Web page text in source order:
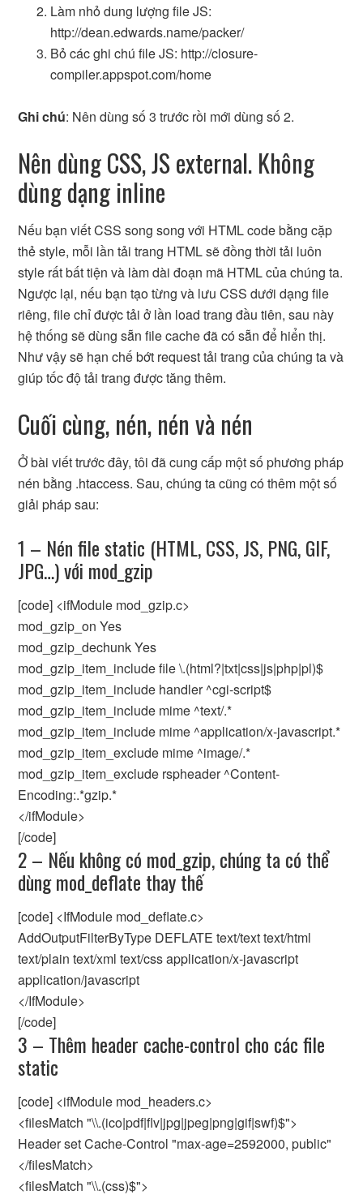
Làm nhỏ dung lượng file JS:
http://dean.edwards.name/packer/
Bỏ các ghi chú file JS: http://closure-
compiler.appspot.com/home
Ghi chú: Nên dùng số 3 trước rồi mới dùng số 2.
Nên dùng CSS, JS external. Không
dùng dạng inline
Nếu bạn viết CSS song song với HTML code bằng cặp
thẻ style, mỗi lần tải trang HTML sẽ đồng thời tải luôn
style rất bất tiện và làm dài đoạn mã HTML của chúng ta.
Ngược lại, nếu bạn tạo từng và lưu CSS dưới dạng file
riêng, file chỉ được tải ở lần load trang đầu tiên, sau này
hệ thống sẽ dùng sẵn file cache đã có sẵn để hiển thị.
Như vậy sẽ hạn chế bớt request tải trang của chúng ta và
giúp tốc độ tải trang được tăng thêm.
Cuối cùng, nén, nén và nén
Ở bài viết trước đây, tôi đã cung cấp một số phương pháp
nén bằng .htaccess. Sau, chúng ta cũng có thêm một số
giải pháp sau:
1 – Nén file static (HTML, CSS, JS, PNG, GIF,
JPG…) với mod_gzip
[code] <ifModule mod_gzip.c>
mod_gzip_on Yes
mod_gzip_dechunk Yes
mod_gzip_item_include file \.(html?|txt|css|js|php|pl)$
mod_gzip_item_include handler ^cgi-script$
mod_gzip_item_include mime ^text/.*
mod_gzip_item_include mime ^application/x-javascript.*
mod_gzip_item_exclude mime ^image/.*
mod_gzip_item_exclude rspheader ^Content-
Encoding:.*gzip.*
</ifModule>
[/code]
2 – Nếu không có mod_gzip, chúng ta có thể
dùng mod_deflate thay thế
[code] <IfModule mod_deflate.c>
AddOutputFilterByType DEFLATE text/text text/html
text/plain text/xml text/css application/x-javascript
application/javascript
</IfModule>
[/code]
3 – Thêm header cache-control cho các file
static
[code] <ifModule mod_headers.c>
<filesMatch "\\.(ico|pdf|flv|jpg|jpeg|png|gif|swf)$">
Header set Cache-Control "max-age=2592000, public"
</filesMatch>
<filesMatch "\\.(css)$">